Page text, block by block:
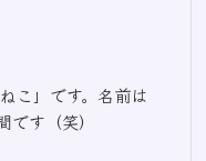
こ」です。名前は
です（笑）